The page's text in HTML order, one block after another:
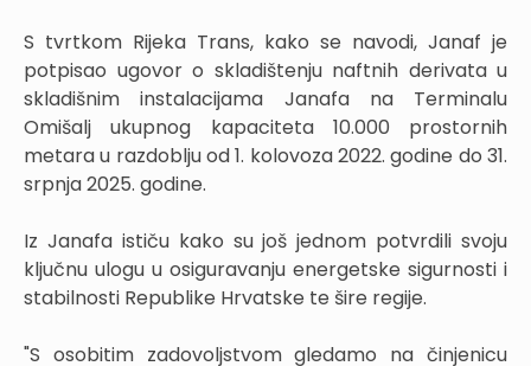
S tvrtkom Rijeka Trans, kako se navodi, Janaf je
potpisao ugovor o skladištenju naftnih derivata u
skladišnim instalacijama Janafa na Terminalu
Omišalj ukupnog kapaciteta 10.000 prostornih
metara u razdoblju od 1. kolovoza 2022. godine do 31.
srpnja 2025. godine.
Iz Janafa ističu kako su još jednom potvrdili svoju
ključnu ulogu u osiguravanju energetske sigurnosti i
stabilnosti Republike Hrvatske te šire regije.
"S osobitim zadovoljstvom gledamo na činjenicu